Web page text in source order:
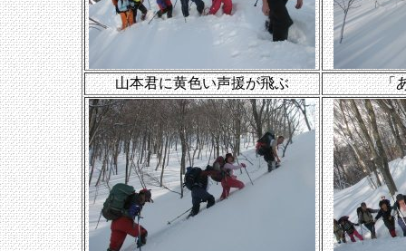
山本君に黄色い声援が飛ぶ 「